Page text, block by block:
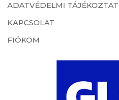
ADATVÉDELMI
KAPCSOLAT
FIÓKOM